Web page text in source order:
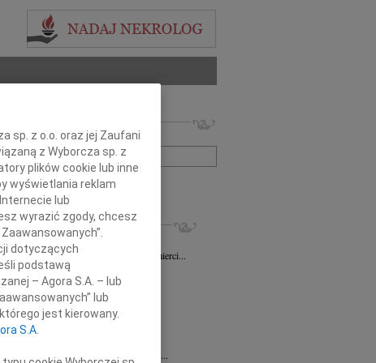
lub numer ogłoszenia:
+ szukanie zaawansowane
Gapiński 03.08.2026
żalem przyjęliśmy wiadomość o śmierci...
Łódź
głębokiego współczucia dla...
Łódź
współczucia Pani Janinie...
Joannie Nowińskiej wyrazy głębokiego...
sp. z o.o. oraz jej Zaufani
z Wyborcza sp. z
plików cookie lub inne
wyświetlania reklam
lub
wyrazić zgody, chcesz
dotyczących
podstawą
– Agora S.A. – lub
lub
jest kierowany.
S.A.